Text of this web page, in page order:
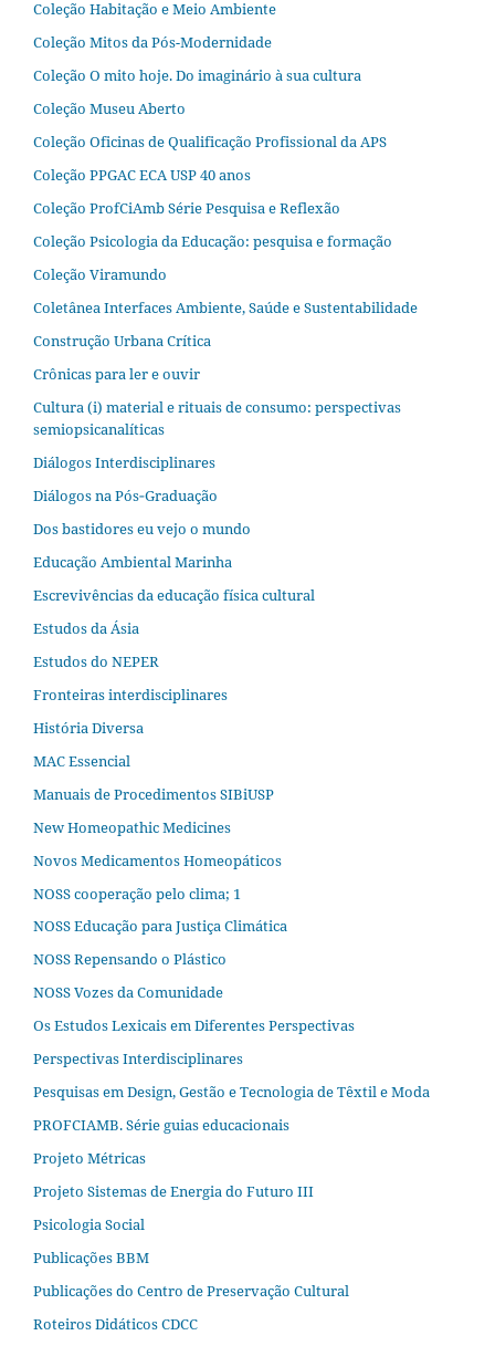
Coleção Habitação e Meio Ambiente
Coleção Mitos da Pós-Modernidade
Coleção O mito hoje. Do imaginário à sua cultura
Coleção Museu Aberto
Coleção Oficinas de Qualificação Profissional da APS
Coleção PPGAC ECA USP 40 anos
Coleção ProfCiAmb Série Pesquisa e Reflexão
Coleção Psicologia da Educação: pesquisa e formação
Coleção Viramundo
Coletânea Interfaces Ambiente, Saúde e Sustentabilidade
Construção Urbana Crítica
Crônicas para ler e ouvir
Cultura (i) material e rituais de consumo: perspectivas
semiopsicanalíticas
Diálogos Interdisciplinares
Diálogos na Pós‐Graduação
Dos bastidores eu vejo o mundo
Educação Ambiental Marinha
Escrevivências da educação física cultural
Estudos da Ásia​
Estudos do NEPER
Fronteiras interdisciplinares
História Diversa
MAC Essencial
Manuais de Procedimentos SIBiUSP
New Homeopathic Medicines
Novos Medicamentos Homeopáticos
NOSS cooperação pelo clima; 1
NOSS Educação para Justiça Climática
NOSS Repensando o Plástico
NOSS Vozes da Comunidade
Os Estudos Lexicais em Diferentes Perspectivas
Perspectivas Interdisciplinares
Pesquisas em Design, Gestão e Tecnologia de Têxtil e Moda
PROFCIAMB. Série guias educacionais
Projeto Métricas
Projeto Sistemas de Energia do Futuro III
Psicologia Social
Publicações BBM
Publicações do Centro de Preservação Cultural
Roteiros Didáticos CDCC